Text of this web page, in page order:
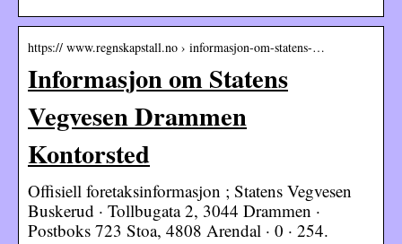
https:// www.regnskapstall.no › informasjon-om-statens-…
Informasjon om Statens
Vegvesen Drammen
Kontorsted
Offisiell foretaksinformasjon ; Statens Vegvesen
Buskerud · Tollbugata 2, 3044 Drammen ·
Postboks 723 Stoa, 4808 Arendal · 0 · 254.